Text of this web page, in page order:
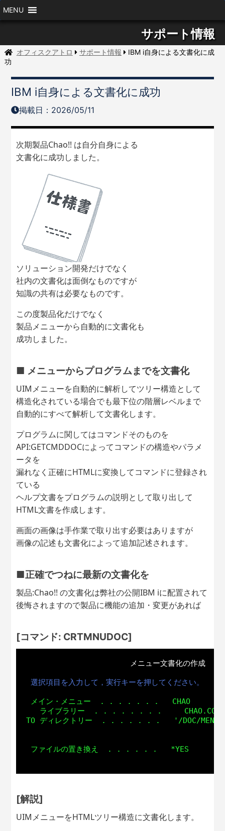
MENU
サポート情報
オフィスクアトロ サポート情報
IBM i自身による文書化に成
功
IBM i自身による文書化に成功
掲載日：2026/05/11
次期製品Chao!! は自分自身による
文書化に成功しました。
ソリューション開発だけでなく
社内の文書化は面倒なものですが
知識の共有は必要なものです。
この度製品化だけでなく
製品メニューから自動的に文書化も
成功しました。
■ メニューからプログラムまでを文書化
UIMメニューを自動的に解析してツリー構造として
構造化されている場合でも最下位の階層レベルまで
自動的にすべて解析して文書化します。
プログラムに関してはコマンドそのものを
API:GETCMDDOCによってコマンドの構造やパラメ
ータを
漏れなく正確にHTMLに変換してコマンドに登録され
ている
ヘルプ文書をプログラムの説明として取り出して
HTML文書を作成します。
画面の画像は手作業で取り出す必要はありますが
画像の記述も文書化によって追加記述されます。
■正確でつねに最新の文書化を
製品:Chao!! の文書化は弊社の公開IBM iに配置されて
後悔されますので製品に機能の追加・変更があれば
[コマンド: CRTMNUDOC]
メニュー文書化の作成
選択項目を入力して，実行キーを押してください。
メイン・メニュー  . . . . . . .
ライブラリー  . . . . . . . .
TO ディレクトリー  . . . . .
ファイルの置き換え  . . . . . .
[解説]
UIMメニューをHTMLツリー構造に文書化します。